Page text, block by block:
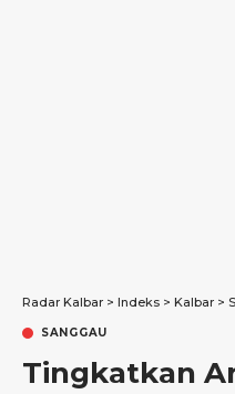
Radar Kalbar > Indeks > Kalbar >
SANGGAU
Tingkatkan